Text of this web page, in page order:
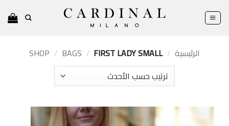
للمحتوى
الرئيسية /
SHOP / BAGS / FIRST LADY SMALL